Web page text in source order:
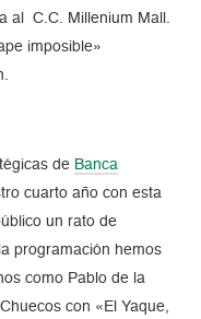
al C.C. Millenium Mall.
imposible»
de Banca
cuarto año con esta
un rato de
programación hemos
como Pablo de la
con «El Yaque,